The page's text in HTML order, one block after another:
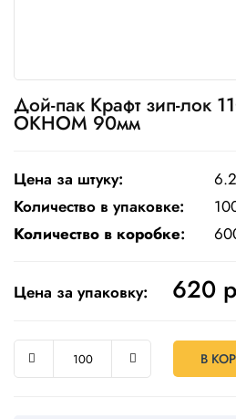
Пакеты
Товары
и
выпекания
Пленка
и скотч
Бытовая
химия
Канцтовары
Дой-пак Крафт зип-лок
ОКНОМ 90мм
Цена за штуку:
Количество в упаковке:
Количество в коробке:
Цена за упаковку: 620
В